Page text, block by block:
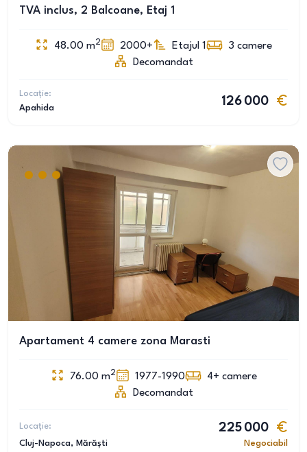
TVA inclus, 2 Balcoane, Etaj 1
48.00 m2 2000+ Etajul 1 3 camere
Decomandat
Locație:
Apahida
126 000
Apartament 4 camere zona Marasti
76.00 m2 1977-1990 4+ camere
Decomandat
Locație:
Cluj-Napoca, Mărăști
225 000
Negociabil